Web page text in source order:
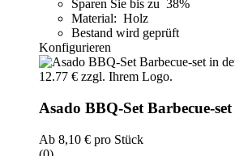
Sparen Sie bis zu 38%
Material: Holz
Bestand wird geprüft
Konfigurieren
Asado BBQ-Set Barbecue-set
Ab 8,10 € pro Stück